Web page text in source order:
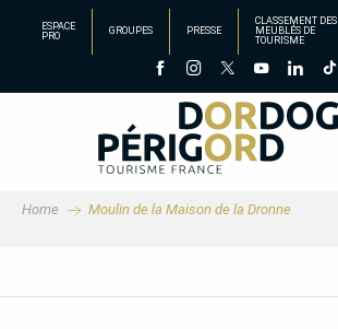
principal
ESPACE
PRO
GROUPES PRESSE
CLASSEMENT DES
MEUBLÉS DE
TOURISME
Home Moulin de la Maison de la Dronne